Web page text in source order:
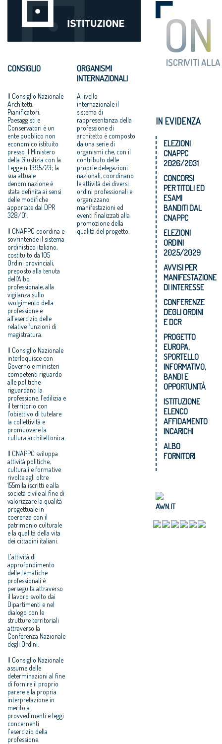
CONSIGLIO
Il Consiglio Nazionale
Architetti,
Pianificatori,
Paesaggisti e
Conservatori è un
ente pubblico non
economico istituito
presso il Ministero
della Giustizia con la
Legge n. 1395/23; la
sua attuale
denominazione è
stata definita ai sensi
delle modifiche
apportate dal DPR
328/01.
Il CNAPPC coordina e
sovrintende il sistema
ordinistico italiano,
costituito da 105
Ordini provinciali,
preposto alla tenuta
dell’Albo
professionale, alla
vigilanza sullo
svolgimento della
professione e
all’esercizio delle
relative funzioni di
magistratura.
Il Consiglio Nazionale
interloquisce con
Governo e ministeri
competenti riguardo
alle politiche
riguardanti la
professione, l’edilizia e
il territorio con
l’obiettivo di tutelare
la collettività e
promuovere la
cultura architettonica.
Il CNAPPC sviluppa
attività politiche,
culturali e formative
rivolte agli oltre
155mila iscritti e alla
società civile al fine di
valorizzare la qualità
progettuale in
coerenza con il
patrimonio culturale
e la qualità della vita
dei cittadini italiani.
L'attività di
approfondimento
delle tematiche
professionali è
perseguita attraverso
il lavoro svolto dai
Dipartimenti e nel
dialogo con le
strutture territoriali
attraverso la
Conferenza Nazionale
degli Ordini.
Il Consiglio Nazionale
assume delle
determinazioni al fine
di fornire il proprio
parere e la propria
interpretazione in
merito a
provvedimenti e leggi
concernenti
l'esercizio della
professione.
ORGANISMI
INTERNAZIONALI
A livello
internazionale il
sistema di
rappresentanza della
professione di
architetto è composto
da una serie di
organismi che, con il
contributo delle
proprie delegazioni
nazionali, coordinano
le attività dei diversi
ordini professionali e
organizzano
manifestazioni ed
eventi finalizzati alla
promozione della
qualità del progetto.
IN EVIDENZA
ELEZIONI
CNAPPC
2026/2031
CONCORSI
PER TITOLI ED
ESAMI
BANDITI DAL
CNAPPC
ELEZIONI
ORDINI
2025/2029
AVVISI PER
MANIFESTAZIONE
DI INTERESSE
CONFERENZE
DEGLI ORDINI
E DCR
PROGETTO
EUROPA,
SPORTELLO
INFORMATIVO,
BANDI E
OPPORTUNITÀ
ISTITUZIONE
ELENCO
AFFIDAMENTO
INCARICHI
ALBO
FORNITORI
AWN.IT